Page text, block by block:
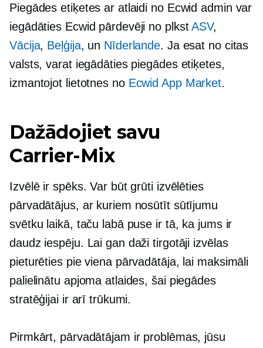
Piegādes etiķetes ar atlaidi no Ecwid admin var
iegādāties Ecwid pārdevēji no plkstASV,
Vācija, Beļģija, un Nīderlande. Ja esat no citas
valsts, varat iegādāties piegādes etiķetes,
izmantojot lietotnes no Ecwid App Market.
Dažādojiet savu
Carrier-Mix
Izvēlē ir spēks. Var būt grūti izvēlēties
pārvadātājus, ar kuriem nosūtīt sūtījumu
svētku laikā, taču labā puse ir tā, ka jums ir
daudz iespēju. Lai gan daži tirgotāji izvēlas
pieturēties pie viena pārvadātāja, lai maksimāli
palielinātu apjoma atlaides, šai piegādes
stratēģijai ir arī trūkumi.
Pirmkārt, pārvadātājam ir problēmas, jūsu